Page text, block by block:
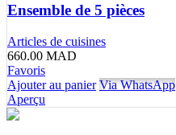
Ensemble de 5 pièces
Articles de cuisines
660.00 MAD
Favoris
Ajouter au panier Via WhatsApp
Aperçu